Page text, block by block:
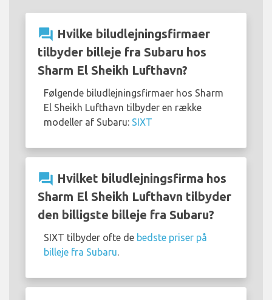
question_answer Hvilke biludlejningsfirmaer
tilbyder billeje fra Subaru hos
Sharm El Sheikh Lufthavn?
Følgende biludlejningsfirmaer hos Sharm
El Sheikh Lufthavn tilbyder en række
modeller af Subaru: SIXT
question_answer Hvilket biludlejningsfirma hos
Sharm El Sheikh Lufthavn tilbyder
den billigste billeje fra Subaru?
SIXT tilbyder ofte de bedste priser på
billeje fra Subaru